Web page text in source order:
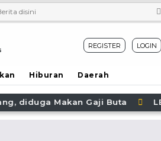
REGISTER LOGIN
Hiburan Daerah
diduga Makan Gaji Buta LBH